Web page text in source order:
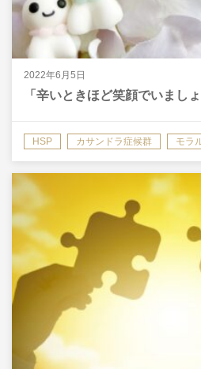
2022年6月5日
「辛いときほど笑顔でいまし
HSP カサンドラ症候群 モラ